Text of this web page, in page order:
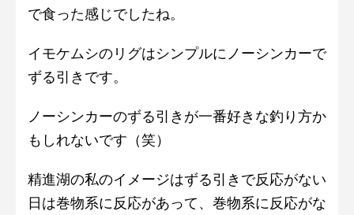
で食った感じでしたね。
イモケムシのリグはシンプルにノーシンカーで
ずる引きです。
ノーシンカーのずる引きが一番好きな釣り方か
もしれないです（笑）
精進湖の私のイメージはずる引きで反応がない
日は巻物系に反応があって、巻物系に反応がな